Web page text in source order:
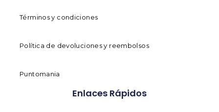
Términos y condiciones
Política de devoluciones y reembolsos
Puntomania
Enlaces Rápidos